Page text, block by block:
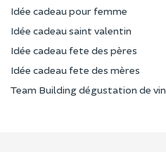
Idée cadeau pour femme
Idée cadeau saint valentin
Idée cadeau fete des pères
Idée cadeau fete des mères
Team Building dégustation de vin